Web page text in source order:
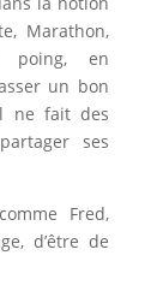
Marathon,
poing, en
un bon
ne fait des
ses
Fred,
d’être de